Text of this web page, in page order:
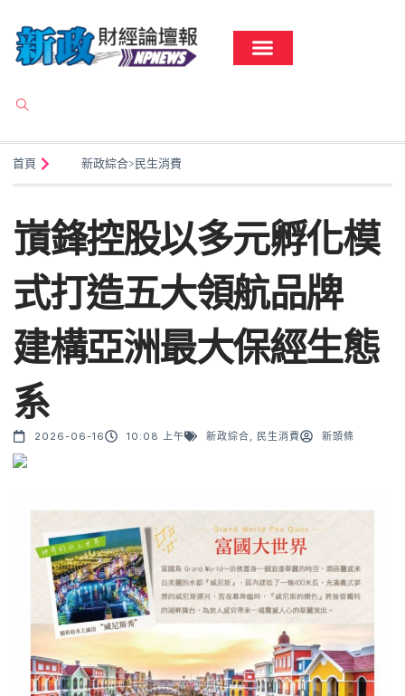
首頁 新政綜合>民生消費
嵿鋒控股以多元孵化模
式打造五大領航品牌
建構亞洲最大保經生態
系
2026-06-16 10:08 上午 新政綜合 民生消費 新頭條